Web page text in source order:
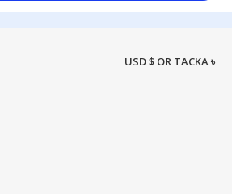
USD $ OR TACKA ৳